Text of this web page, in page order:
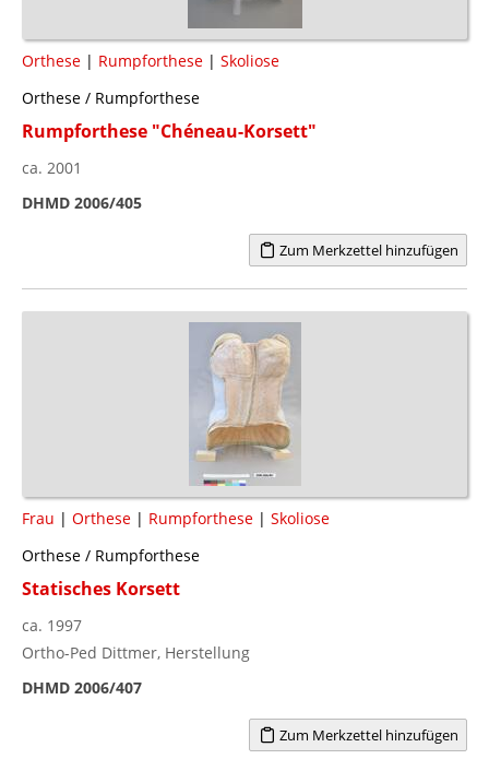
Orthese | Rumpforthese | Skoliose
Orthese / Rumpforthese
Rumpforthese "Chéneau-Korsett"
ca. 2001
DHMD 2006/405
Zum Merkzettel hinzufügen
Frau | Orthese | Rumpforthese | Skoliose
Orthese / Rumpforthese
Statisches Korsett
ca. 1997
Ortho-Ped Dittmer, Herstellung
DHMD 2006/407
Zum Merkzettel hinzufügen